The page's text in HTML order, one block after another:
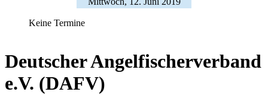
Keine Termine
Deutscher Angelfischerverband
e.V. (DAFV)